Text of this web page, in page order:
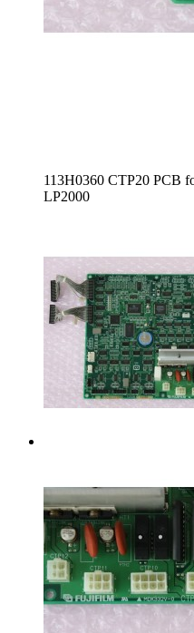
113H0360 CTP20 PCB
LP2000